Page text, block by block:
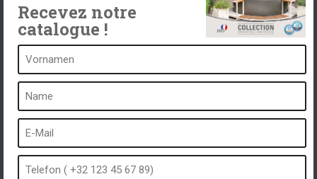
Ein Spa ist ...
Was ist ein Heilbad?
Schaumbad
Recevez notre
catalogue !